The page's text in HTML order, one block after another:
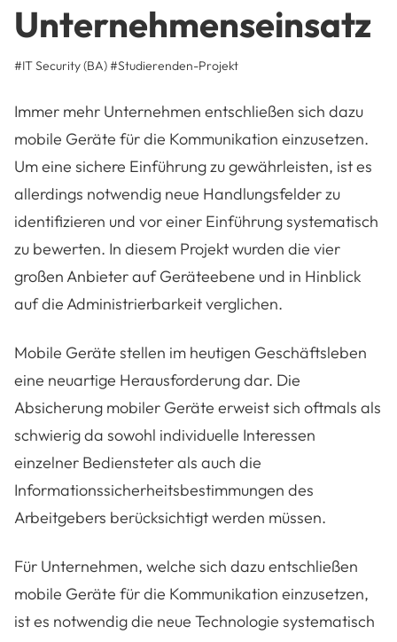
Unternehmenseinsatz
#IT Security (BA)#Studierenden-Projekt
Immer mehr Unternehmen entschließen sich dazu
mobile Geräte für die Kommunikation einzusetzen.
Um eine sichere Einführung zu gewährleisten, ist es
allerdings notwendig neue Handlungsfelder zu
identifizieren und vor einer Einführung systematisch
zu bewerten. In diesem Projekt wurden die vier
großen Anbieter auf Geräteebene und in Hinblick
auf die Administrierbarkeit verglichen.
Mobile Geräte stellen im heutigen Geschäftsleben
eine neuartige Herausforderung dar. Die
Absicherung mobiler Geräte erweist sich oftmals als
schwierig da sowohl individuelle Interessen
einzelner Bediensteter als auch die
Informationssicherheitsbestimmungen des
Arbeitgebers berücksichtigt werden müssen.
Für Unternehmen, welche sich dazu entschließen
mobile Geräte für die Kommunikation einzusetzen,
ist es notwendig die neue Technologie systematisch